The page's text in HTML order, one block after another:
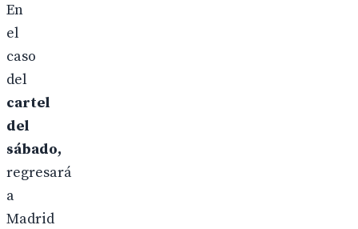
En
el
caso
del
cartel
del
sábado,
regresará
a
Madrid